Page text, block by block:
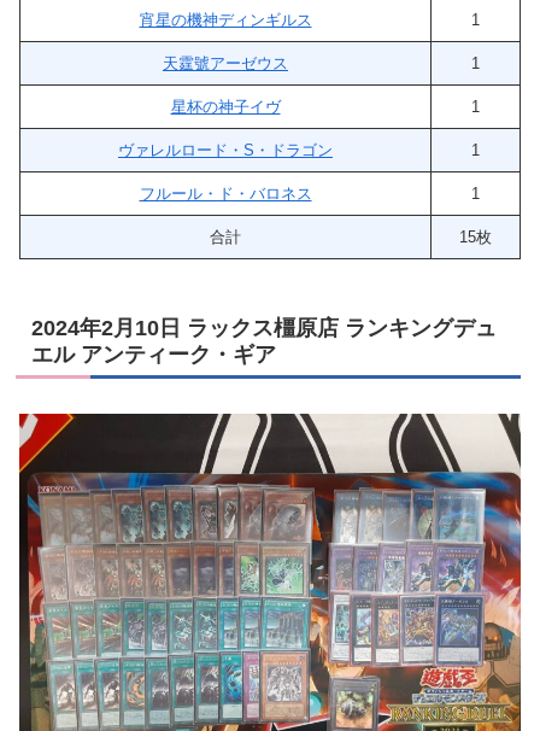
宵星の機神ディンギルス 1
天霆號アーゼウス 1
星杯の神子イヴ 1
ヴァレルロード・S・ドラゴン 1
フルール・ド・バロネス 1
合計 15枚
2024年2月10日 ラックス橿原店 ランキングデュ
エル アンティーク・ギア